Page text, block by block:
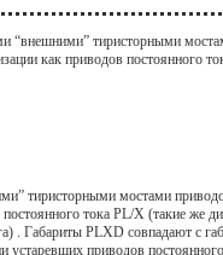
“внешними” тиристорными
как приводов постоянного
тиристорными мостами
тока PL/X (такие же
. Габариты PLXD совпадают с
приводов